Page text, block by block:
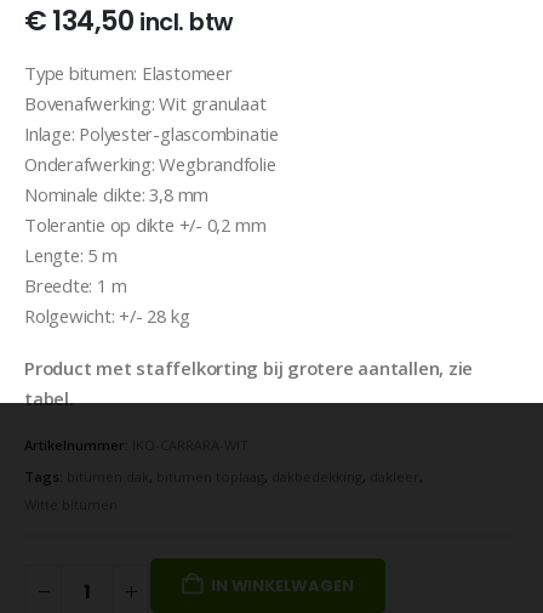
€134,50 incl. btw
Type bitumen: Elastomeer
Bovenafwerking: Wit granulaat
Inlage: Polyester-glascombinatie
Onderafwerking: Wegbrandfolie
Nominale dikte: 3,8 mm
Tolerantie op dikte +/- 0,2 mm
Lengte: 5 m
Breedte: 1 m
Rolgewicht: +/- 28 kg
Product met staffelkorting bij grotere aantallen, zie
tabel.
Artikelnummer:
Tags:
, , ,
,
IN WINKELWAGEN